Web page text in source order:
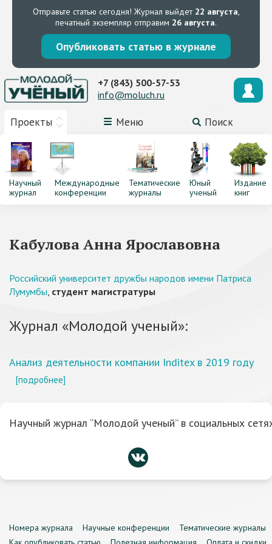
Отправьте статью сегодня! Журнал выйдет 22 августа,
печатный экземпляр отправим 26 августа.
Опубликовать статью в журнале
Проекты Меню Поиск
+7 (843) 500-57-53
info@moluch.ru
Научный
журнал
Международные
конференции
Тематические
журналы
Юный
ученый
Издание
книг
Кабулова Анна Ярославовна
Российский университет дружбы народов имени Патриса
Лумумбы, студент магистратуры
Журнал «Молодой ученый»:
Анализ деятельности компании Inditex в 2019 году
[подробнее]
Научный журнал “Молодой ученый” в социальных
Номера журнала Научные конференции
Тематические журналы